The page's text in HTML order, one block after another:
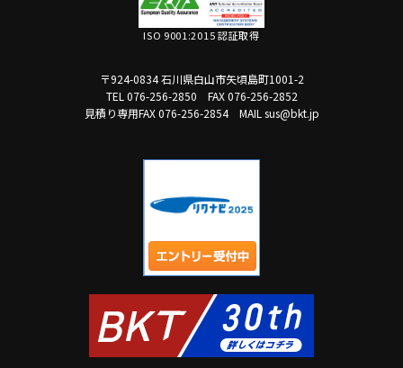
ISO 9001:2015 認証取得
〒924-0834 石川県白山市矢頃島町1001-2
TEL 076-256-2850
FAX 076-256-2852
見積り専用FAX 076-256-2854
MAIL sus@bkt.jp